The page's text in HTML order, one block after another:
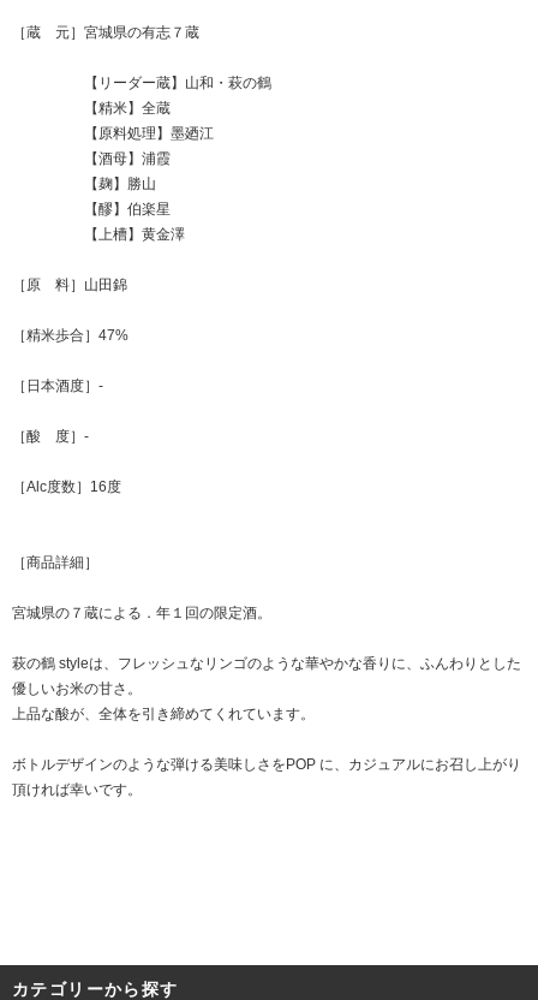
［蔵 元］宮城県の有志７蔵
【リーダー蔵】山和・萩の鶴
【精米】全蔵
【原料処理】墨廼江
【酒母】浦霞
【麹】勝山
【醪】伯楽星
【上槽】黄金澤
［原 料］山田錦
［精米歩合］47%
［日本酒度］-
［酸 度］-
［Alc度数］16度
［商品詳細］
宮城県の７蔵による．年１回の限定酒。
萩の鶴 styleは、フレッシュなリンゴのような華やかな香りに、ふんわりとした
優しいお米の甘さ。
上品な酸が、全体を引き締めてくれています。
ボトルデザインのような弾ける美味しさをPOP に、カジュアルにお召し上がり
頂ければ幸いです。
カテゴリーから探す